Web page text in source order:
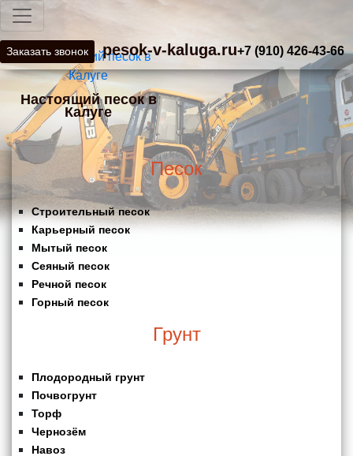
Настоящий песок в
Калуге
Заказать звонок pesok-v-kaluga.ru+7 (910) 426-43-66
Песок
Строительный песок
Карьерный песок
Мытый песок
Сеяный песок
Речной песок
Горный песок
Грунт
Плодородный грунт
Почвогрунт
Торф
Чернозём
Навоз